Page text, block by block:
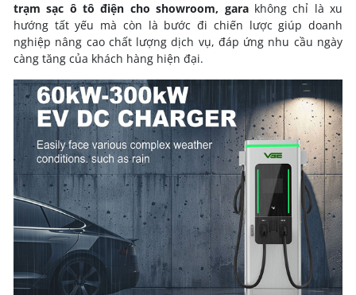
trạmsạc ô tô điện cho showroom, garakhông chỉ là xu
hướng tất yếu mà còn là bước đi chiến lược giúp doanh
nghiệp nâng cao chất lượng dịch vụ, đáp ứng nhu cầu ngày
càng tăng của khách hàng hiện đại.